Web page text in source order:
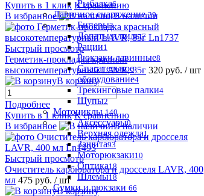
Рыбалка6
Лавинное снаряжение 29
Биперы3
Лопаты и пилы7
Рации1
Рюкзаки лавинные8
Спасательное
оборудование4
Трекинговые палки4
Щупы2
Мотоциклы 140
Аксессуары0
Верхняя одежда1
Защита93
Моторюкзаки10
Оптика18
Шлемы18
Сумки и рюкзаки 66
Купить в 1 клик К сравнению
В избранное
В наличии
Быстрый просмотр
Герметик-прокладка красный
высокотемпературный LAVR, 85г 320 руб. / шт
В корзину
Подробнее
Купить в 1 клик К сравнению
В избранное
В наличии
Быстрый просмотр
Очиститель карбюратора и дросселя LAVR, 400
мл 475 руб. / шт
В корзину